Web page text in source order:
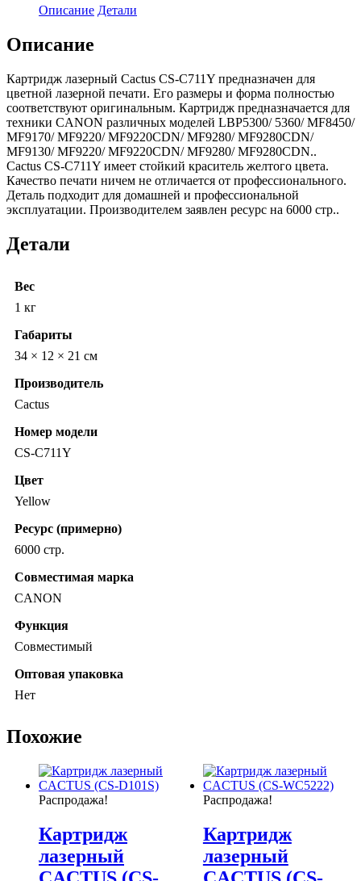
CACTUS
C711Y)
Описание Детали
Описание
Картридж лазерный Cactus CS-C711Y предназначен для
цветной лазерной печати. Его размеры и форма полностью
соответствуют оригинальным. Картридж предназначается для
техники CANON различных моделей LBP5300/ 5360/ MF8450/
MF9170/ MF9220/ MF9220CDN/ MF9280/ MF9280CDN/
MF9130/ MF9220/ MF9220CDN/ MF9280/ MF9280CDN..
Cactus CS-C711Y имеет стойкий краситель желтого цвета.
Качество печати ничем не отличается от профессионального.
Деталь подходит для домашней и профессиональной
эксплуатации. Производителем заявлен ресурс на 6000 стр..
Детали
Вес
1 кг
Габариты
34 × 12 × 21 см
Производитель
Cactus
Номер модели
CS-C711Y
Цвет
Yellow
Ресурс (примерно)
6000 стр.
Совместимая марка
CANON
Функция
Совместимый
Оптовая упаковка
Нет
Похожие
Распродажа!
Картридж
лазерный
Распродажа!
Картридж
лазерный